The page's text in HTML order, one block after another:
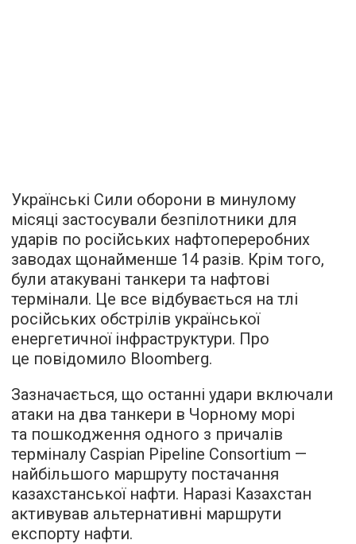
Українські Сили оборони в минулому
місяці застосували безпілотники для
ударів по російських нафтопереробних
заводах щонайменше 14 разів. Крім того,
були атакувані танкери та нафтові
термінали. Це все відбувається на тлі
російських обстрілів української
енергетичної інфраструктури. Про
це повідомило Bloomberg.
Зазначається, що останні удари включали
атаки на два танкери в Чорному морі
та пошкодження одного з причалів
терміналу Caspian Pipeline Consortium —
найбільшого маршруту постачання
казахстанської нафти. Наразі Казахстан
активував альтернативні маршрути
експорту нафти.